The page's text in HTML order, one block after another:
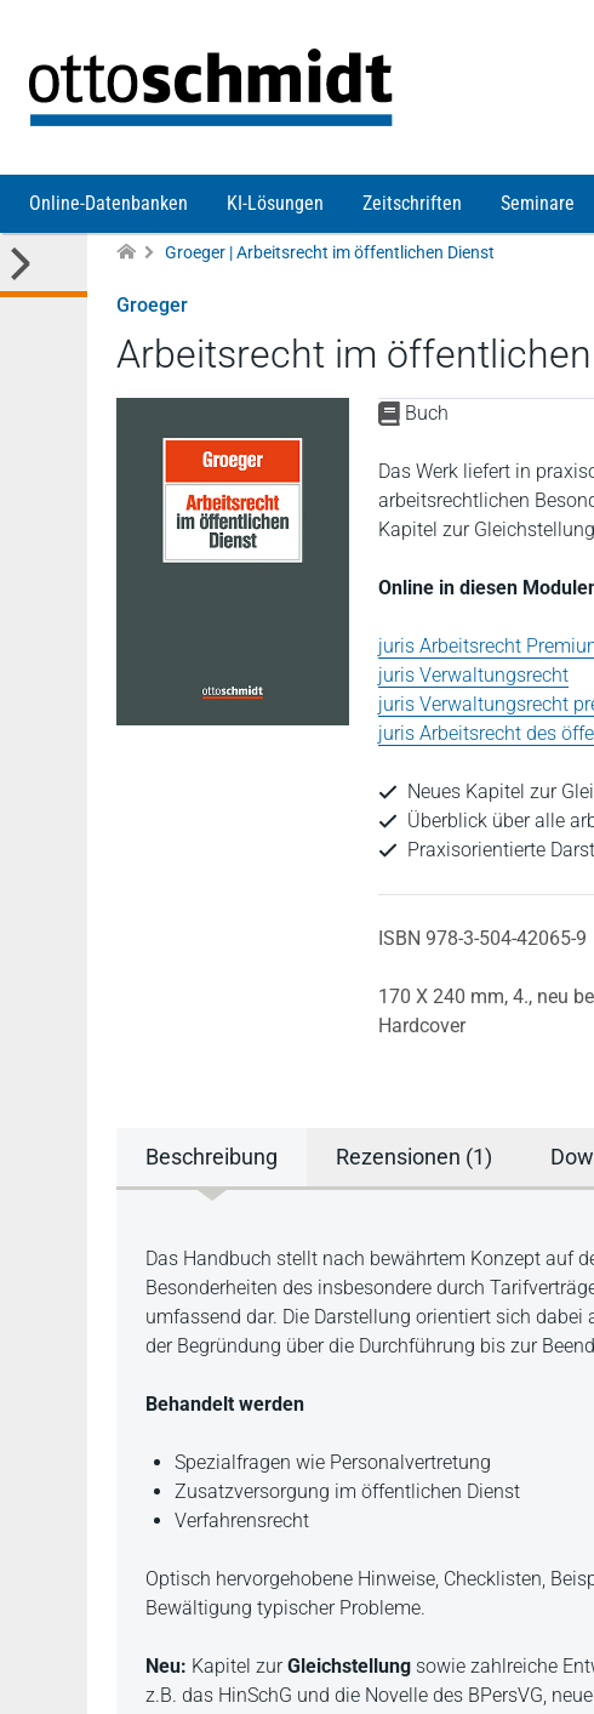
Online-Datenbanken KI-Lösungen Zeitschriften Seminare
Groeger | Arbeitsrecht im öffentlichen Dienst
Groeger
Arbeitsrecht im
Buch
Das Werk liefert in
arbeitsrechtlichen
Kapitel zur
Online in diesen
juris Arbeitsrecht
juris Verwaltungsrecht
juris Verwaltungsrecht
juris Arbeitsrecht des
Neues Kapitel zur
Überblick über alle
Praxisorientierte
ISBN 978-3-504-42065-9
170 X 240 mm, 4., neu
Hardcover
Beschreibung Rezensionen (1)
Beschreibung
Das Handbuch stellt nach bewährtem Konzept auf
Besonderheiten des insbesondere durch
umfassend dar. Die Darstellung orientiert sich
der Begründung über die Durchführung bis zur
Behandelt werden
Spezialfragen wie Personalvertretung
Zusatzversorgung im öffentlichen Dienst
Verfahrensrecht
Optisch hervorgehobene Hinweise, Checklisten,
Bewältigung typischer Probleme.
Neu: Kapitel zurGleichstellung sowie zahlreiche
z.B. das HinSchG und die Novelle des BPersVG,